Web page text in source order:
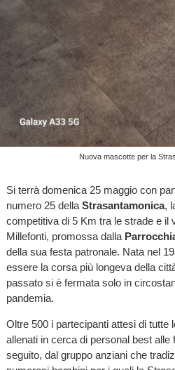
Nuova mascotte per la
Si terrà domenica 25 maggio con
numero 25 della Strasantamonica,
competitiva di 5 Km tra le strade e il
Millefonti, promossa dalla
della sua festa patronale. Nata nel
essere la corsa più longeva della
passato si è fermata solo in
pandemia.
Oltre 500 i partecipanti attesi di tutte
allenati in cerca di personal best
seguito, dal gruppo anziani che